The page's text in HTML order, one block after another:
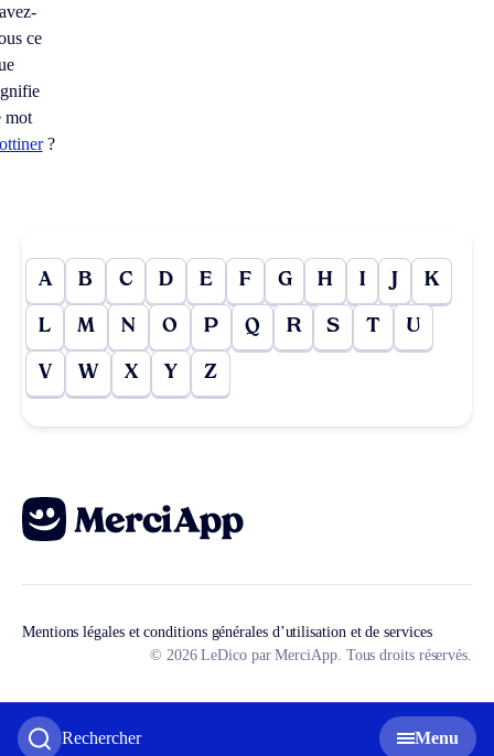
Rechercher Menu
ce
mot
?
A B C D E F G H I J K
L M N O P Q R S T U
V W X Y Z
Mentions légales et conditions générales d’utilisation et de services
© 2026 LeDico par MerciApp. Tous droits réservés.